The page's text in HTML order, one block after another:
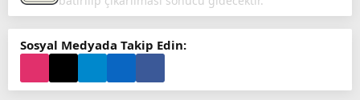
Sosyal Medyada Takip Edin: